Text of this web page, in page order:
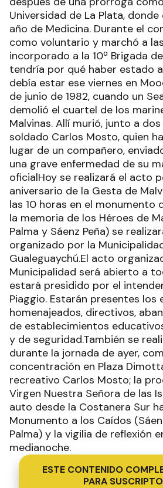
Universidad de La Plata,
año de Medicina. Durante el
como voluntario y marchó a
incorporado a la 10ª Brigada
tendría por qué haber estado
debía estar ese viernes en
de junio de 1982, cuando un
demolió el cuartel de los
Malvinas. Allí murió, junto a
soldado Carlos Mosto, quien
lugar de un compañero,
una grave enfermedad de su
oficialHoy se realizará el acto
aniversario de la Gesta de
las 10 horas en el monumento
la memoria de los Héroes de
Palma y Sáenz Peña) se
organizado por la
Gualeguaychú.El acto
Municipalidad será abierto a
estará presidido por el
Piaggio. Estarán presentes los
homenajeados, directivos,
de establecimientos
y de seguridad.También se
durante la jornada de ayer,
concentración en Plaza
recreativo Carlos Mosto; la
Virgen Nuestra Señora de las
auto desde la Costanera Sur
Monumento a los Caídos
Palma) y la vigilia de reflexión
medianoche.
ESTE CONTENIDO
PARA